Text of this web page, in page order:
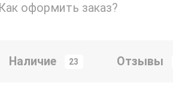
Как оформить заказ?
Наличие 23 Отзывы